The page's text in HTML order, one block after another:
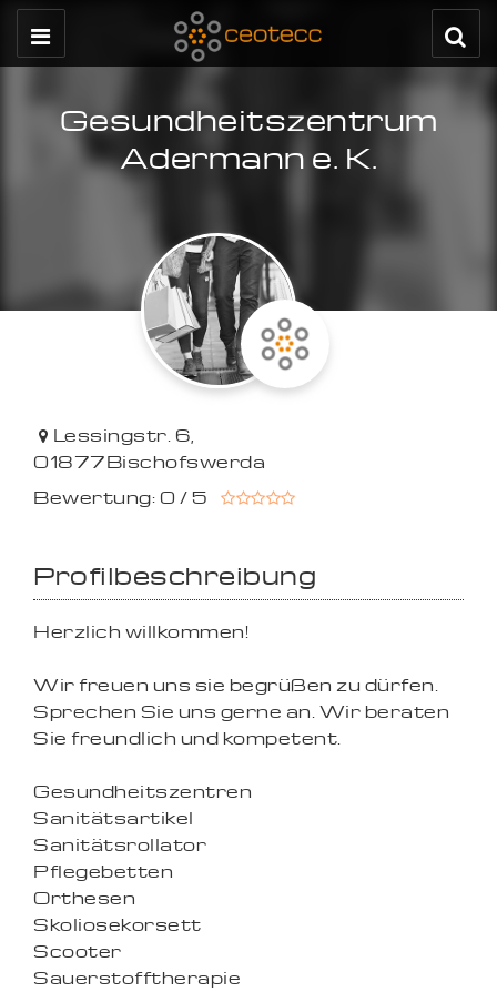
Gesundheitszentrum
Adermann e. K.
Lessingstr. 6,
01877Bischofswerda
Bewertung: 0 / 5
Profilbeschreibung
Herzlich willkommen!
Wir freuen uns sie begrüßen zu dürfen.
Sprechen Sie uns gerne an. Wir beraten
Sie freundlich und kompetent.
Gesundheitszentren
Sanitätsartikel
Sanitätsrollator
Pflegebetten
Orthesen
Skoliosekorsett
Scooter
Sauerstofftherapie